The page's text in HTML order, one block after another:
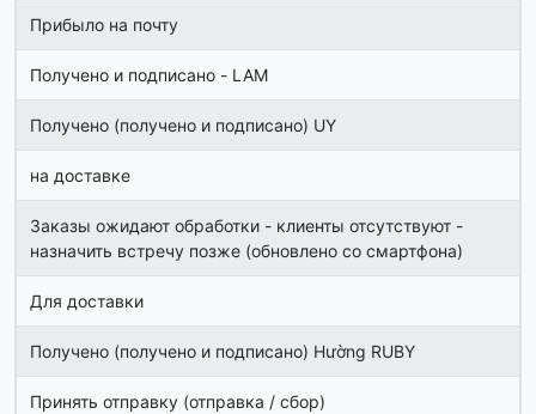
Прибыло на почту
Получено и подписано - LAM
Получено (получено и подписано) UY
на доставке
Заказы ожидают обработки - клиенты отсутствуют -
назначить встречу позже (обновлено со смартфона)
Для доставки
Получено (получено и подписано) Hường RUBY
Принять отправку (отправка / сбор)